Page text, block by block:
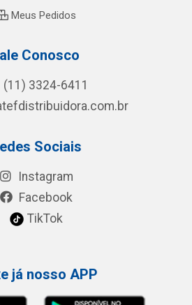
Meus Pedidos
Conosco
(11) 3324-6411
Sociais
Instagram
Facebook
TikTok
já nosso APP